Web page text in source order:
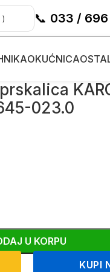
📞 033 / 696
OKUĆNICA
023.0
U KORPU
KUPI